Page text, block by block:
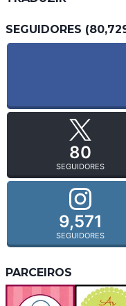
SEGUIDORES
80
SEGUIDORES
9,571
SEGUIDORES
PARCEIROS